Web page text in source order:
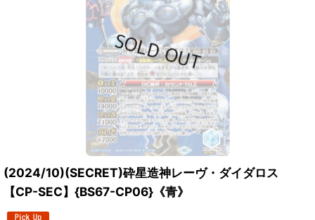
(2024/10)(SECRET)砕星造神レーヴ・ダイダロス
【CP-SEC】{BS67-CP06}《青》